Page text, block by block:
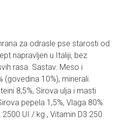
za odrasle pse starosti od
napravljen u Italiji, bez
rasa. Sastav: Meso i
(govedina 10%), minerali.
8,5%, Sirova ulja i masti
pepela 1,5%, Vlaga 80%.
UI / kg., Vitamin D3 250